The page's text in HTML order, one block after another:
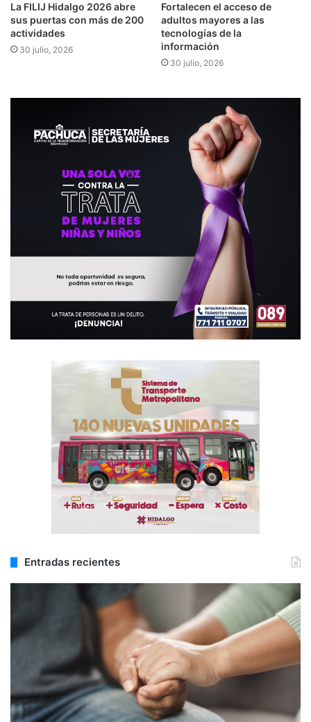
​​La FILIJ Hidalgo 2026 abre
sus puertas con más de 200
actividades
30 julio, 2026
Fortalecen el acceso de
adultos mayores a las
tecnologías de la
información
30 julio, 2026
Entradas recientes